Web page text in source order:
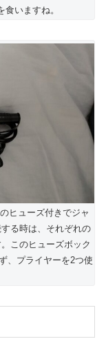
いますね。
ヒューズ付きでジャ
る時は、それぞれの
このヒューズボック
、プライヤーを2つ使